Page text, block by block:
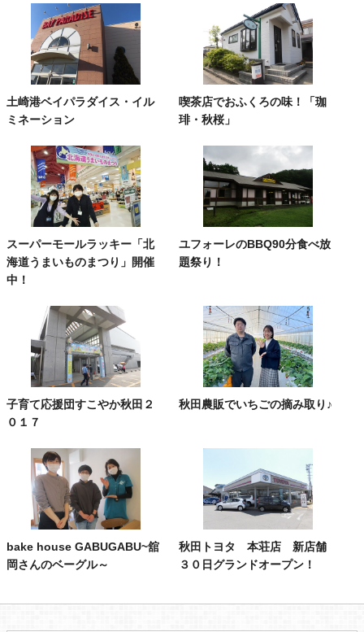
土崎港ベイパラダイス・イル
ミネーション
喫茶店でおふくろの味！「珈
琲・秋桜」
スーパーモールラッキー「北
海道うまいものまつり」開催
中！
ユフォーレのBBQ90分食べ放
題祭り！
子育て応援団すこやか秋田２
０１７
秋田農販でいちごの摘み取り♪
bake house GABUGABU~舘
岡さんのベーグル～
秋田トヨタ 本荘店 新店舗
３０日グランドオープン！